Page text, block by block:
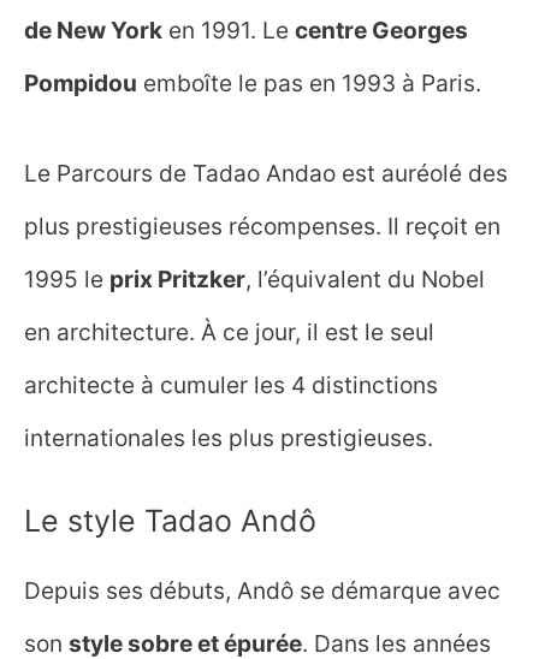
de New York en 1991. Le centre Georges
Pompidou emboîte le pas en 1993 à Paris.
Le Parcours de Tadao Andao est auréolé des
plus prestigieuses récompenses. Il reçoit en
1995 le prix Pritzker, l’équivalent du Nobel
en architecture. À ce jour, il est le seul
architecte à cumuler les 4 distinctions
internationales les plus prestigieuses.
Le style Tadao Andô
Depuis ses débuts, Andô se démarque avec
son style sobre et épurée. Dans les années